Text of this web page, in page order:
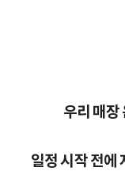
우리 매장
일정 시작 전에